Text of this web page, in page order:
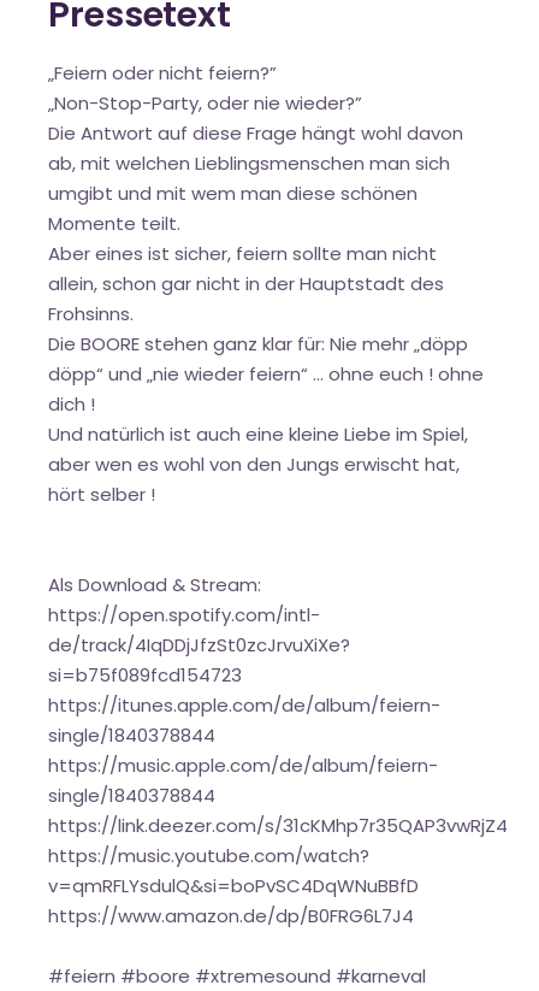
Pressetext
„Feiern oder nicht feiern?”
„Non-Stop-Party, oder nie wieder?”
Die Antwort auf diese Frage hängt wohl davon
ab, mit welchen Lieblingsmenschen man sich
umgibt und mit wem man diese schönen
Momente teilt.
Aber eines ist sicher, feiern sollte man nicht
allein, schon gar nicht in der Hauptstadt des
Frohsinns.
Die BOORE stehen ganz klar für: Nie mehr „döpp
döpp“ und „nie wieder feiern“ … ohne euch ! ohne
dich !
Und natürlich ist auch eine kleine Liebe im Spiel,
aber wen es wohl von den Jungs erwischt hat,
hört selber !
Als Download & Stream:
https://open.spotify.com/intl-
de/track/4IqDDjJfzSt0zcJrvuXiXe?
si=b75f089fcd154723
https://itunes.apple.com/de/album/feiern-
single/1840378844
https://music.apple.com/de/album/feiern-
single/1840378844
https://link.deezer.com/s/31cKMhp7r35QAP3vwRjZ4
https://music.youtube.com/watch?
v=qmRFLYsdulQ&si=boPvSC4DqWNuBBfD
https://www.amazon.de/dp/B0FRG6L7J4
#feiern #boore #xtremesound #karneval